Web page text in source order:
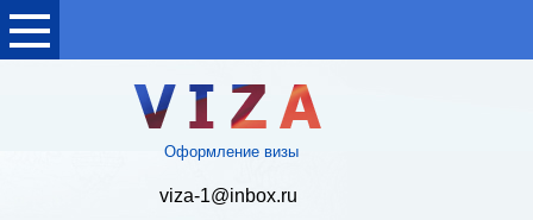
Оформление визы
viza-1@inbox.ru